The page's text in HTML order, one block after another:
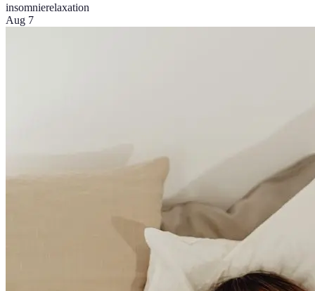
insomnierelaxation
Aug 7